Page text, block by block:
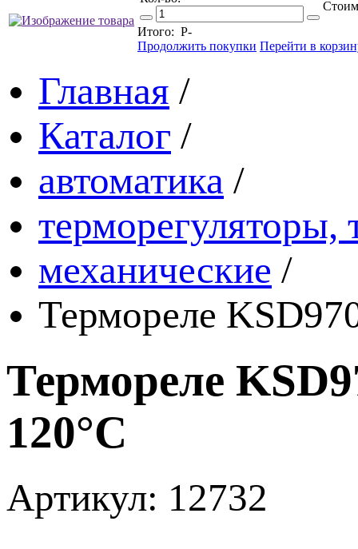
Итого: Р-
Продолжить покупки Перейти в
Главная /
Каталог /
автоматика /
терморегуляторы,
механические /
Термореле
Термореле
120°С
Артикул: 12732